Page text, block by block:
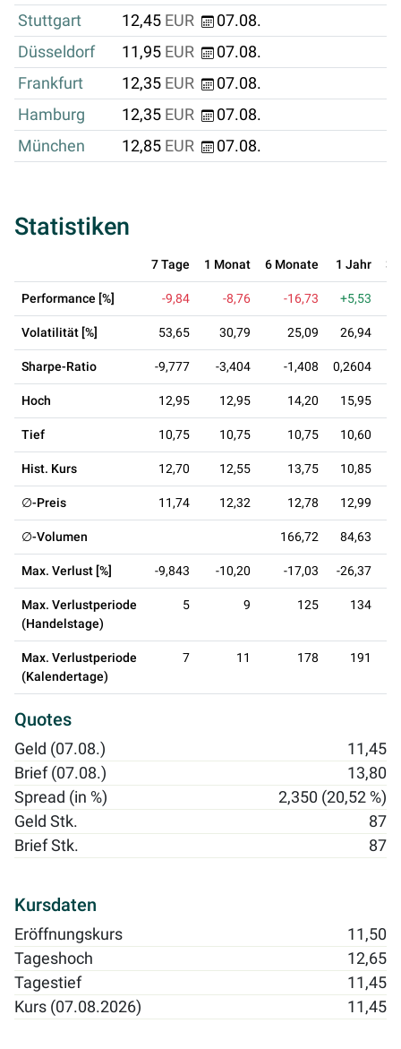
Stuttgart
12,45 EUR
07.08.
Düsseldorf
11,95 EUR
07.08.
Frankfurt
12,35 EUR
07.08.
Hamburg
12,35 EUR
07.08.
München
12,85 EUR 07.08.
Statistiken
7 Tage 1 Monat 6 Monate 1 Jahr 3
Performance [%] -9,84 -8,76 -16,73 +5,53
Volatilität [%] 53,65 30,79 25,09 26,94
Sharpe-Ratio -9,777 -3,404 -1,408 0,2604
Hoch 12,95 12,95 14,20 15,95
Tief 10,75 10,75 10,75 10,60
Hist. Kurs 12,70 12,55 13,75 10,85
∅-Preis 11,74 12,32 12,78 12,99
∅-Volumen 166,72 84,63
Max. Verlust [%] -9,843 -10,20 -17,03 -26,37
Max. Verlustperiode
(Handelstage)
5 9 125 134
Max. Verlustperiode
(Kalendertage)
7 11 178 191
Quotes
Geld (07.08.)
11,45
Brief (07.08.)
13,80
Spread (in %)
2,350 (20,52 %)
Geld Stk.
87
Brief Stk.
87
Kursdaten
Eröffnungskurs
11,50
Tageshoch
12,65
Tagestief
11,45
Kurs (07.08.2026)
11,45